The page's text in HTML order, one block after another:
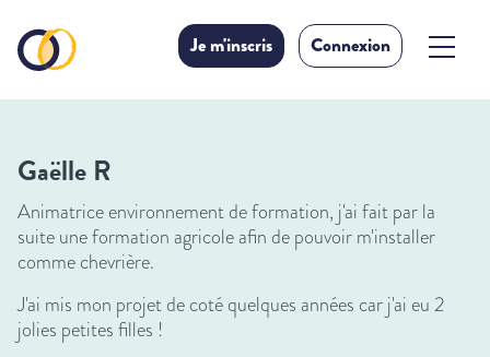
Je m'inscris Connexion
Gaëlle R
Animatrice environnement de formation, j'ai fait par la
suite une formation agricole afin de pouvoir m'installer
comme chevrière.
J'ai mis mon projet de coté quelques années car j'ai eu 2
jolies petites filles !